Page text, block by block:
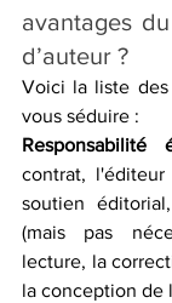
avantages
d’auteur ?
Voici la liste
vous séduire :
Responsabilité
contrat,
soutien
(mais pas
lecture, la
la conception de